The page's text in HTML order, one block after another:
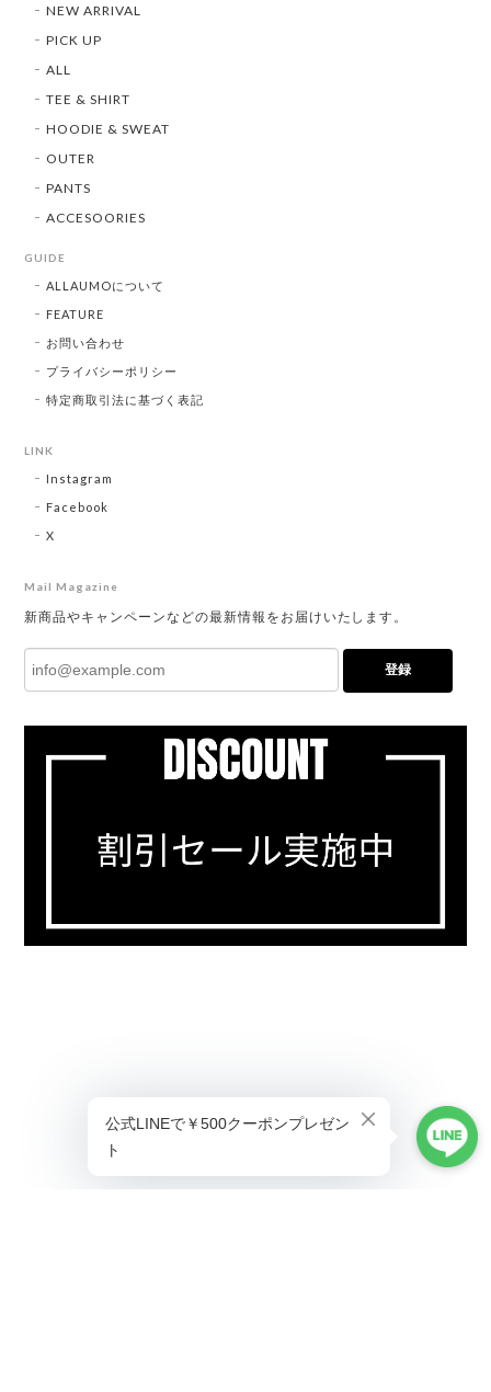
NEW ARRIVAL
PICK UP
ALL
TEE & SHIRT
HOODIE & SWEAT
OUTER
PANTS
ACCESOORIES
GUIDE
ALLAUMOについて
FEATURE
お問い合わせ
プライバシーポリシー
特定商取引法に基づく表記
LINK
Instagram
Facebook
X
Mail Magazine
新商品やキャンペーンなどの最新情報をお届けいたします。
登録